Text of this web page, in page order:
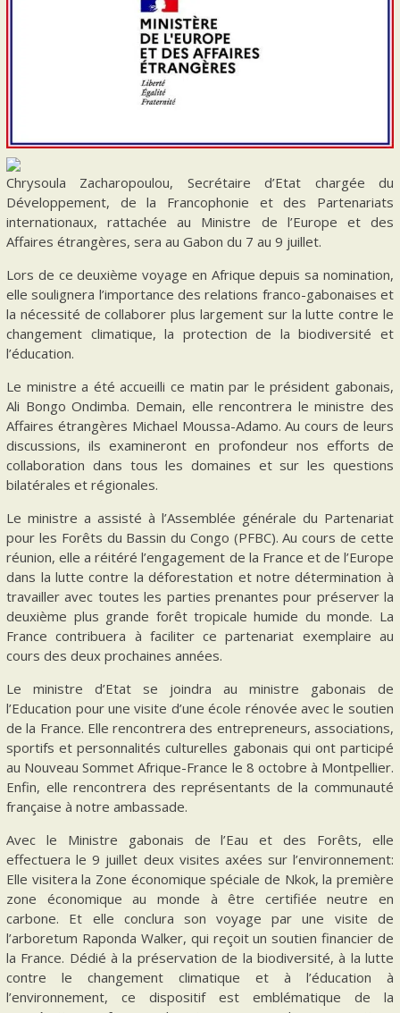
Chrysoula Zacharopoulou, Secrétaire d’Etat chargée du
Développement, de la Francophonie et des Partenariats
internationaux, rattachée au Ministre de l’Europe et des
Affaires étrangères, sera au Gabon du 7 au 9 juillet.
Lors de ce deuxième voyage en Afrique depuis sa nomination,
elle soulignera l’importance des relations franco-gabonaises et
la nécessité de collaborer plus largement sur la lutte contre le
changement climatique, la protection de la biodiversité et
l’éducation.
Le ministre a été accueilli ce matin par le président gabonais,
Ali Bongo Ondimba. Demain, elle rencontrera le ministre des
Affaires étrangères Michael Moussa-Adamo. Au cours de leurs
discussions, ils examineront en profondeur nos efforts de
collaboration dans tous les domaines et sur les questions
bilatérales et régionales.
Le ministre a assisté à l’Assemblée générale du Partenariat
pour les Forêts du Bassin du Congo (PFBC). Au cours de cette
réunion, elle a réitéré l’engagement de la France et de l’Europe
dans la lutte contre la déforestation et notre détermination à
travailler avec toutes les parties prenantes pour préserver la
deuxième plus grande forêt tropicale humide du monde. La
France contribuera à faciliter ce partenariat exemplaire au
cours des deux prochaines années.
Le ministre d’Etat se joindra au ministre gabonais de
l’Education pour une visite d’une école rénovée avec le soutien
de la France. Elle rencontrera des entrepreneurs, associations,
sportifs et personnalités culturelles gabonais qui ont participé
au Nouveau Sommet Afrique-France le 8 octobre à Montpellier.
Enfin, elle rencontrera des représentants de la communauté
française à notre ambassade.
Avec le Ministre gabonais de l’Eau et des Forêts, elle
effectuera le 9 juillet deux visites axées sur l’environnement:
Elle visitera la Zone économique spéciale de Nkok, la première
zone économique au monde à être certifiée neutre en
carbone. Et elle conclura son voyage par une visite de
l’arboretum Raponda Walker, qui reçoit un soutien financier de
la France. Dédié à la préservation de la biodiversité, à la lutte
contre le changement climatique et à l’éducation à
l’environnement, ce dispositif est emblématique de la